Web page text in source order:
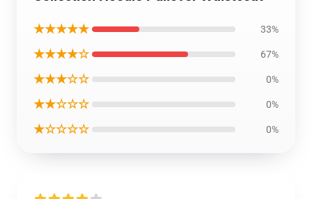
★★★★★ 33%
★★★★☆ 67%
★★★☆☆ 0%
★★☆☆☆ 0%
★☆☆☆☆ 0%